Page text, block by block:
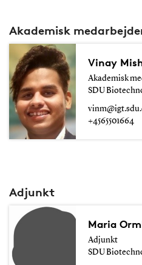
Akademisk
Vinay
Akademisk
SDU
+4565501664
Adjunkt
Maria
Adjunkt
SDU